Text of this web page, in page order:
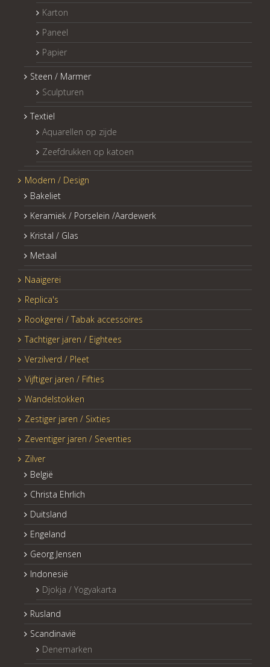
Karton
Paneel
Papier
Steen / Marmer
Sculpturen
Textiel
Aquarellen op zijde
Zeefdrukken op katoen
Modern / Design
Bakeliet
Keramiek / Porselein /Aardewerk
Kristal / Glas
Metaal
Naaigerei
Replica's
Rookgerei / Tabak accessoires
Tachtiger jaren / Eightees
Verzilverd / Pleet
Vijftiger jaren / Fifties
Wandelstokken
Zestiger jaren / Sixties
Zeventiger jaren / Seventies
Zilver
België
Christa Ehrlich
Duitsland
Engeland
Georg Jensen
Indonesië
Djokja / Yogyakarta
Rusland
Scandinavië
Denemarken